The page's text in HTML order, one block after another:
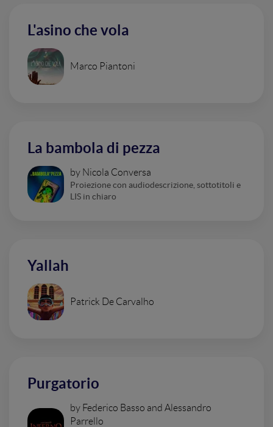
L'asino che vola
Marco Piantoni
La bambola di pezza
by Nicola Conversa
Proiezione con audiodescrizione, sottotitoli e
LIS in chiaro
Yallah
Patrick De Carvalho
Purgatorio
by Federico Basso and Alessandro
Parrello